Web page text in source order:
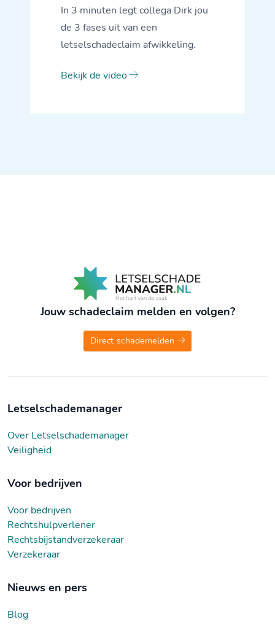
In 3 minuten legt collega Dirk jou
de 3 fases uit van een
letselschadeclaim afwikkeling.
Bekijk de video
Jouw schadeclaim melden en volgen?
Direct schademelden
Letselschademanager
Over Letselschademanager
Veiligheid
Voor bedrijven
Voor bedrijven
Rechtshulpverlener
Rechtsbijstandverzekeraar
Verzekeraar
Nieuws en pers
Blog